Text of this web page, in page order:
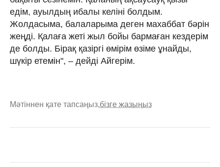
едім, ауылдың ибалы келіні болдым.
Жолдасыма, балаларыма деген махаббат бәрін
жеңді. Қалаға жеті жыл бойы бармаған кездерім
де болды. Бірақ қазіргі өмірім өзіме ұнайды,
шүкір етемін", – дейді Айгерім.
Мәтіннен қате тапсаңыз,бізге жазыңыз